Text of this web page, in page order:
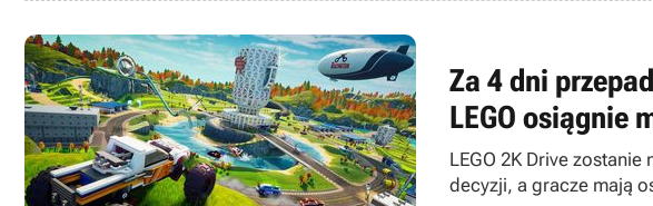
Za 4 dni
LEGO osiągnie
LEGO 2K Drive
decyzji, a gracze mają